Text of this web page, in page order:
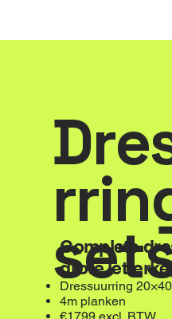
Complete
grote
Dressuurring
4m planken
€1799 excl. BTW